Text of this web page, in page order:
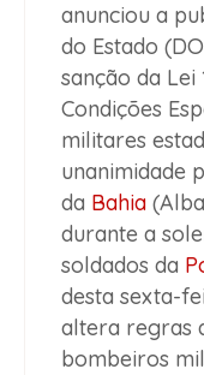
anunciou a
do Estado
sanção da Lei
Condições
militares
unanimidade
da Bahia
durante a
soldados da
desta sexta-
altera regras
bombeiros